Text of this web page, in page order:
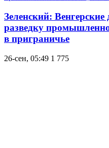
Зеленский:
разведку
в приграничье
26-сен, 05:49 1 775